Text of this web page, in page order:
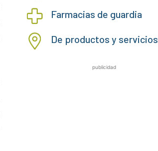
Farmacias de guardia
De productos y servicios
publicidad